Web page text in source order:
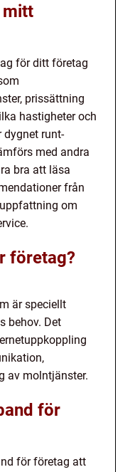
mitt
för ditt företag
prissättning
hastigheter och
dygnet runt-
med andra
bra att läsa
från
om
företag?
är speciellt
behov. Det
av molntjänster.
för
för företag att